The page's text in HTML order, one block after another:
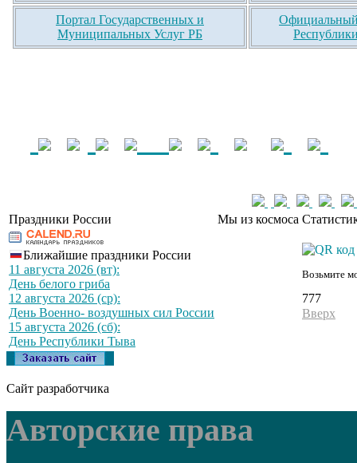
Портал Государственных и
Муниципальных Услуг РБ
Официальный
Праздники России Мы из космоса
Ближайшие праздники России
11 августа 2026 (вт):
День белого гриба
12 августа 2026 (ср):
День Военно- воздушных сил России
15 августа 2026 (сб):
День Республики Тыва
Возьмите
777
Вверх
Сайт разработчика
Авторские права